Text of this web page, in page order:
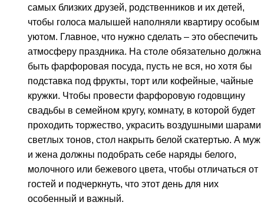
самых близких друзей, родственников и их детей,
чтобы голоса малышей наполняли квартиру особым
уютом. Главное, что нужно сделать – это обеспечить
атмосферу праздника. На столе обязательно должна
быть фарфоровая посуда, пусть не вся, но хотя бы
подставка под фрукты, торт или кофейные, чайные
кружки. Чтобы провести фарфоровую годовщину
свадьбы в семейном кругу, комнату, в которой будет
проходить торжество, украсить воздушными шарами
светлых тонов, стол накрыть белой скатертью. А муж
и жена должны подобрать себе наряды белого,
молочного или бежевого цвета, чтобы отличаться от
гостей и подчеркнуть, что этот день для них
особенный и важный.